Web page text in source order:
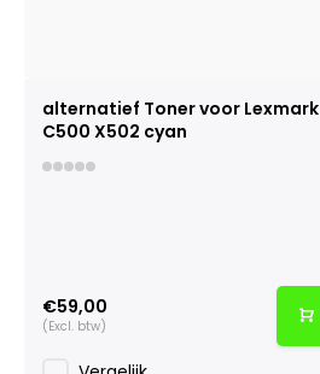
alternatief Toner voor Lexmark
C500 X502 cyan
€59,00
(Excl. btw)